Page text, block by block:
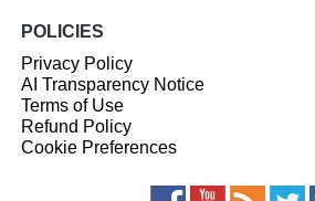
POLICIES
Privacy Policy
AI Transparency Notice
Terms of Use
Refund Policy
Cookie Preferences